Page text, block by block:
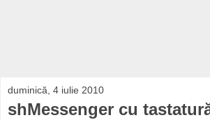
duminică, 4 iulie 2010
shMessenger cu